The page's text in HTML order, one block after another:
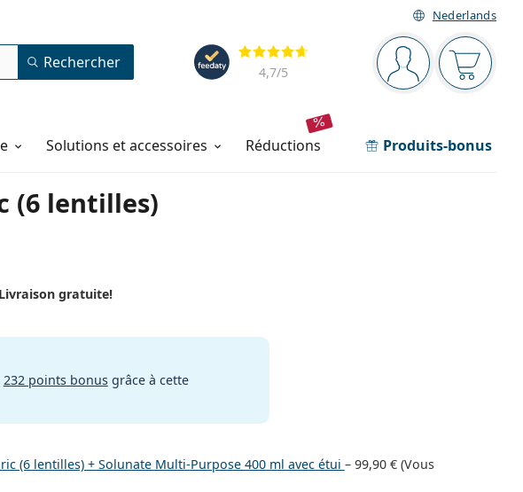
Nederlands
Barre de navigation
Vous êtesVotre
Évaluation
4,7/5
Rechercher
Solutions et accessoires réductions Produits-bonus
(6 lentilles)
gratuite!
232 points bonusgrâce à cette
(6 lentilles) + Solunate Multi-Purpose 400 ml avec étui – 99,90 €(Vous